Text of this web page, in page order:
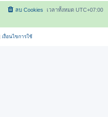
เวลาทั้งหมด UTC+07:00
ลบ Cookies
เงื่อนไขการใช้